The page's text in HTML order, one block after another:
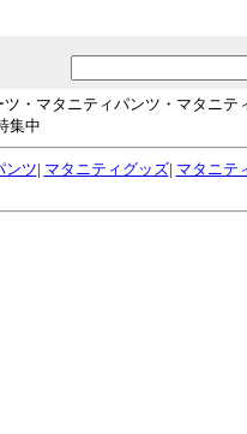
・マタニティパンツ・マタニテ
集中
ンツ| マタニティグッズ| マタニテ